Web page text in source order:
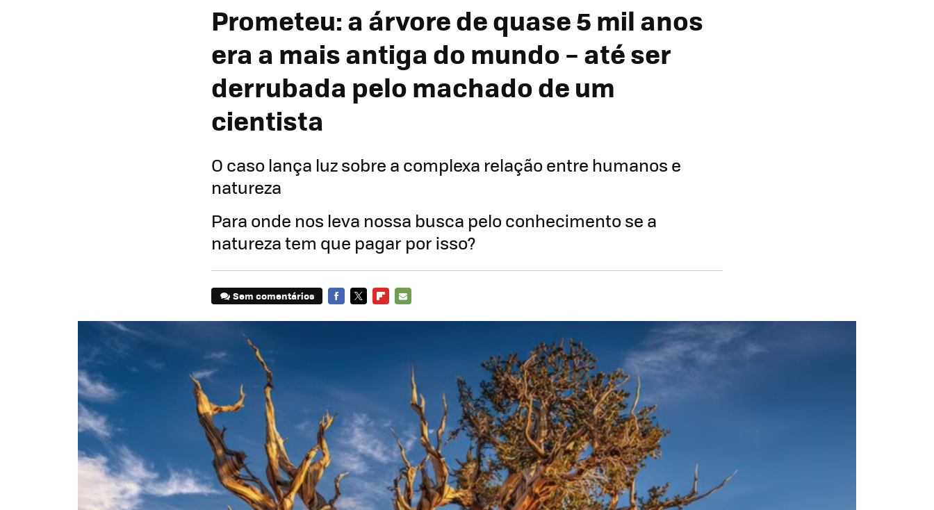
Prometeu: a árvore de quase 5 mil anos
era a mais antiga do mundo – até ser
derrubada pelo machado de um
cientista
O caso lança luz sobre a complexa relação entre humanos e
natureza
Para onde nos leva nossa busca pelo conhecimento se a
natureza tem que pagar por isso?
Sem comentários